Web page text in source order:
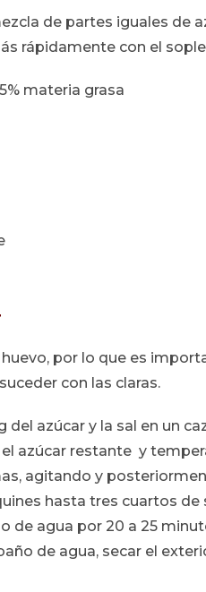
de partes iguales de
rápidamente con el
materia grasa
huevo, por lo que es
con las claras.
del azúcar y la sal en un
azúcar restante y
agitando y
hasta tres cuartos de
de agua por 20 a 25
de agua, secar el